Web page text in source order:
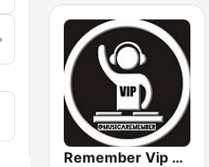
Remember Vip Dance